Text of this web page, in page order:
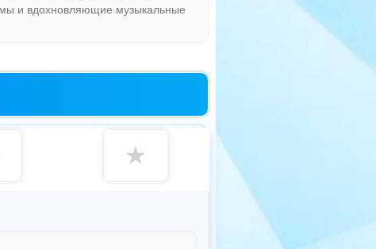
и вдохновляющие музыкальные
★